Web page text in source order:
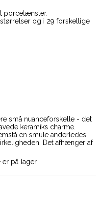
porcelænsler.
og i 29 forskellige
små nuanceforskelle - det
keramiks charme.
en smule anderledes
Det afhænger af
på lager.